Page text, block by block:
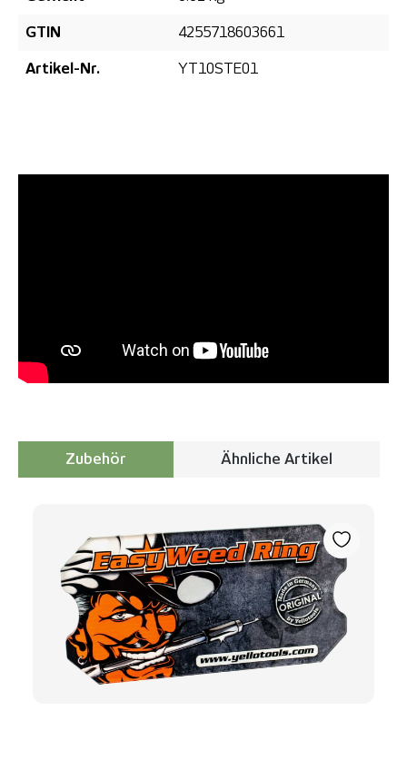
GTIN 4255718603661
Artikel-Nr. YT10STE01
Zubehör
Ähnliche Artikel